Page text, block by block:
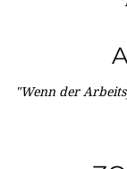
"Wenn der